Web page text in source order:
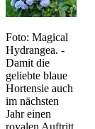
Foto: Magical
Hydrangea. -
Damit die
geliebte blaue
Hortensie auch
im nächsten
Jahr einen
royalen Auftritt